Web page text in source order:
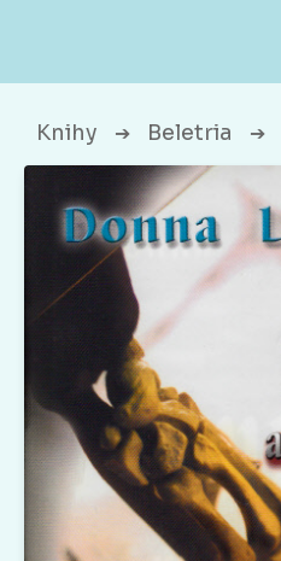
Knihy ➔ Beletria ➔